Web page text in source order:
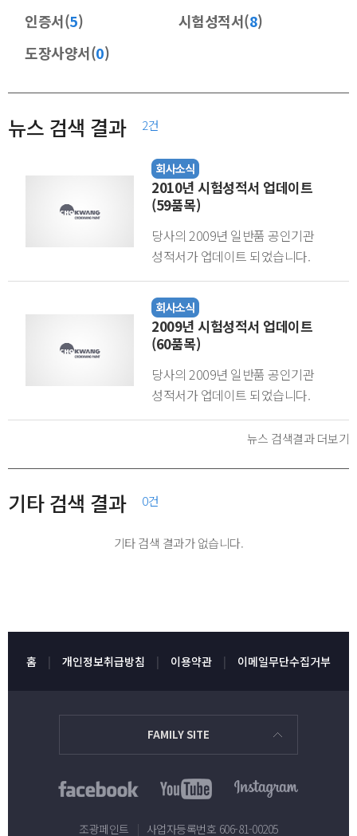
인증서(5) 시험성적서(8)
도장사양서(0)
뉴스 검색 결과 2건
2010년 시험성적서 업데이트
(59품목)
당사의 2009년 일반품 공인기관
성적서가 업데이트 되었습니다.
(한국건자재시험연구원 발급, 58품목)
*자료찾기 : 제품소개-> 시험성적서 ◈
시험성적서 바로가기◈ 시험성적서
발급은 품질경영팀(051-366-9263)
글로스코트 투명 글로스코트 흑색
데스몬 500 백색 데스몬 QD 백색 락카
백색 A 무늬코트 물안새(신) 녹색
비놀텍스 백색 VP 수성바인다
(바닥용) 아크릴본타일 중도
에피데크 2000 녹색 STD 에피졸 청지
중도 녹색 엘라탄 2380 중도 경질 녹색
2740 타르 방수제 엘라탄 3100 상도
유니나 텍스 백색 인테르니 내벽용
(ZERO VOC)백색 인테르니
노빌레스테인 인테르니 어디나 백색
(유광) 일바탄 200 상도투명
청지페인트 PO 타일코트 백색 SP
2009년 시험성적서 업데이트
(60품목)
당사의 2009년 일반품 공인기관
성적서가 업데이트 되었습니다.
(한국건자재 시험연구원 발급, 60품목)
홈페이지 제품소개란을 통하여 다운
리스트 바로가기◈ 당사의 시험 성적서
품질경영팀 051-366-9263으로 연락
1000 아크라이드 2000 녹색 아크릴
프라이마 H 에피졸 TL3 백색 에피테크
중도 녹색 엘라탄 2380 중도 경질 녹색
2740 타르 방수제 엘라탄 3100 상도
뉴스 검색결과 더보기
기타 검색 결과 0건
기타 검색 결과가 없습니다.
홈 개인정보취급방침 이용약관 이메일무단수집거부
FAMILY SITE
조광페인트 | 사업자등록번호 606-81-00205